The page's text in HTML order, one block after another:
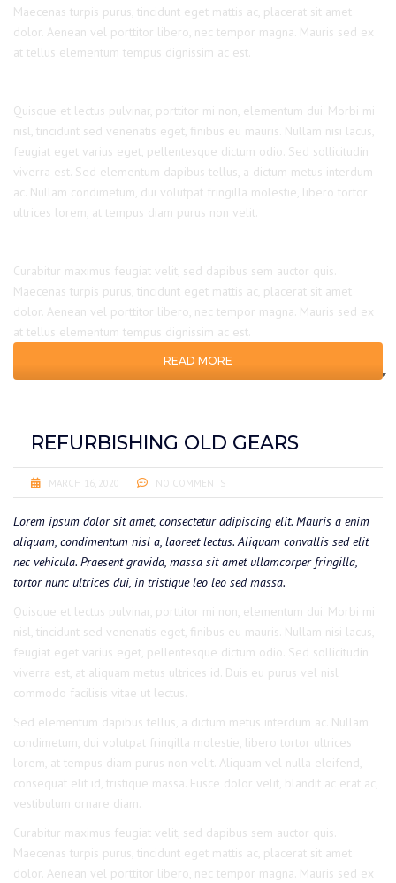
Maecenas turpis purus, tincidunt eget mattis ac, placerat sit amet
dolor. Aenean vel porttitor libero, nec tempor magna. Mauris sed ex
at tellus elementum tempus dignissim ac est.
Quisque et lectus pulvinar, porttitor mi non, elementum dui. Morbi mi
nisl, tincidunt sed venenatis eget, finibus eu mauris. Nullam nisi lacus,
feugiat eget varius eget, pellentesque dictum odio. Sed sollicitudin
viverra est. Sed elementum dapibus tellus, a dictum metus interdum
ac. Nullam condimetum, dui volutpat fringilla molestie, libero tortor
ultrices lorem, at tempus diam purus non velit.
Curabitur maximus feugiat velit, sed dapibus sem auctor quis.
Maecenas turpis purus, tincidunt eget mattis ac, placerat sit amet
dolor. Aenean vel porttitor libero, nec tempor magna. Mauris sed ex
at tellus elementum tempus dignissim ac est.
READ MORE
REFURBISHING OLD GEARS
MARCH 16, 2020 NO COMMENTS
Lorem ipsum dolor sit amet, consectetur adipiscing elit. Mauris a enim
aliquam, condimentum nisl a, laoreet lectus. Aliquam convallis sed elit
nec vehicula. Praesent gravida, massa sit amet ullamcorper fringilla,
tortor nunc ultrices dui, in tristique leo leo sed massa.
Quisque et lectus pulvinar, porttitor mi non, elementum dui. Morbi mi
nisl, tincidunt sed venenatis eget, finibus eu mauris. Nullam nisi lacus,
feugiat eget varius eget, pellentesque dictum odio. Sed sollicitudin
viverra est, at aliquam metus ultrices id. Duis eu purus vel nisl
commodo facilisis vitae ut lectus.
Sed elementum dapibus tellus, a dictum metus interdum ac. Nullam
condimetum, dui volutpat fringilla molestie, libero tortor ultrices
lorem, at tempus diam purus non velit. Aliquam vel nulla eleifend,
consequat elit id, tristique massa. Fusce dolor velit, blandit ac erat ac,
vestibulum ornare diam.
Curabitur maximus feugiat velit, sed dapibus sem auctor quis.
Maecenas turpis purus, tincidunt eget mattis ac, placerat sit amet
dolor. Aenean vel porttitor libero, nec tempor magna. Mauris sed ex